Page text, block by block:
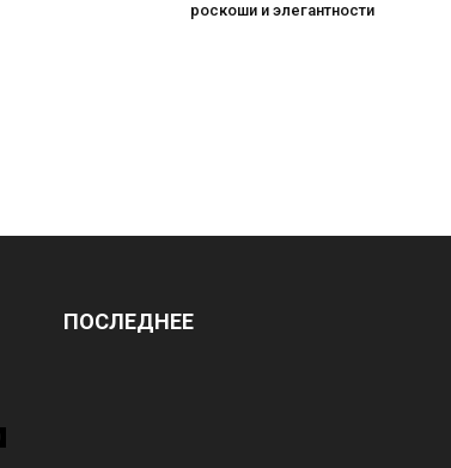
роскоши и элегантности
ПОСЛЕДНЕЕ